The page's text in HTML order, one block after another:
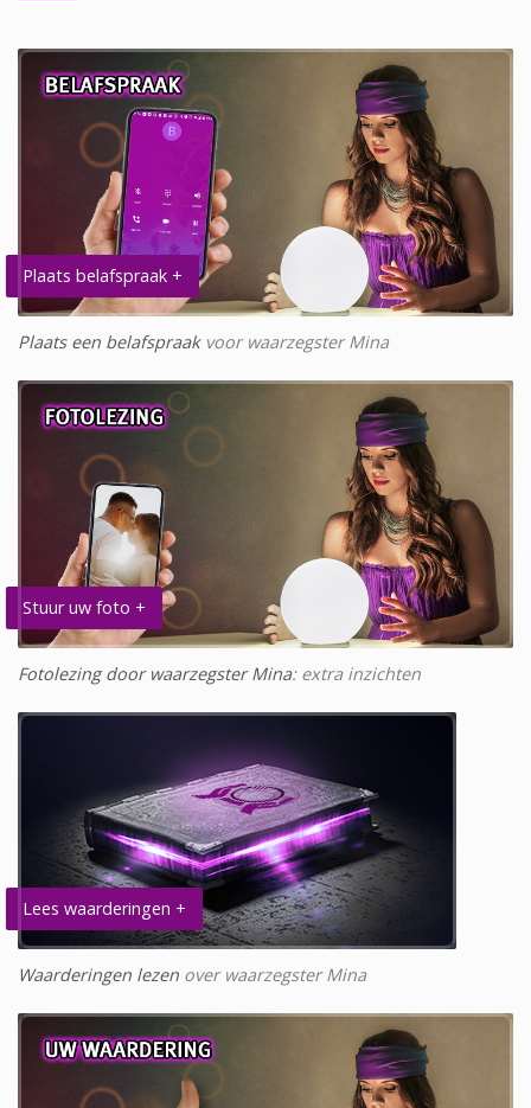
Plaats belafspraak +
Plaats een belafspraakvoor waarzegster Mina
Stuur uw foto +
Fotolezing door waarzegster Mina: extra inzichten
Lees waarderingen +
Waarderingen lezen over waarzegster Mina